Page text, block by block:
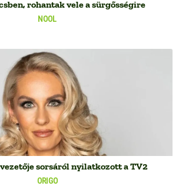
NOOL
rohantak vele a sürgősségire
ORIGO
sorsáról nyilatkozott a TV2